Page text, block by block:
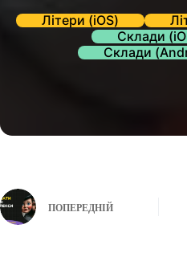
Літери (iOS)
Склади
Склади
ПОПЕРЕДНІЙ